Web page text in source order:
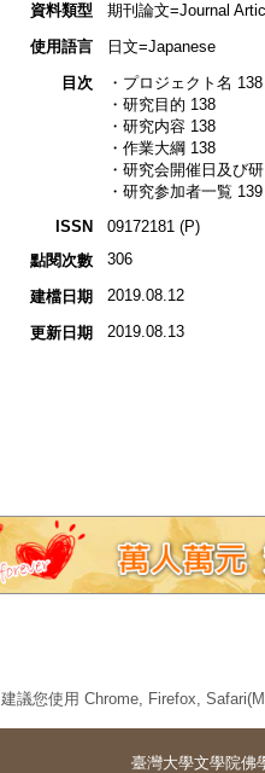
資料類型
期刊論文=Journal
使用語言
日文=Japanese
目次
・プロジェクト名 138
・研究目的 138
・研究内容 138
・作業大綱 138
・研究会開催日及び
・研究参加者一覧 139
ISSN
09172181 (P)
點閱次數
306
建檔日期 2019.08.12
更新日期 2019.08.13
建議您使用 Chrome, Firefox,
臺灣大學文學院佛